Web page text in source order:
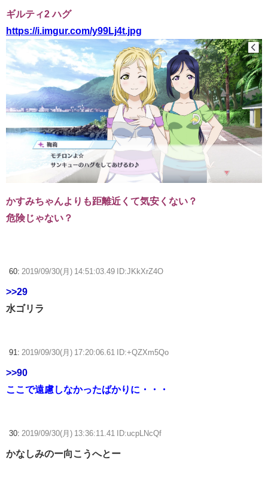
ギルティ2 ハグ
https://i.imgur.com/y99Lj4t.jpg
かすみちゃんよりも距離近くて気安くない？
危険じゃない？
60: 2019/09/30(月) 14:51:03.49 ID:JKkXrZ4O
>>29
水ゴリラ
91: 2019/09/30(月) 17:20:06.61 ID:+QZXm5Qo
>>90
ここで遠慮しなかったばかりに・・・
30: 2019/09/30(月) 13:36:11.41 ID:ucpLNcQf
かなしみのー向こうへとー